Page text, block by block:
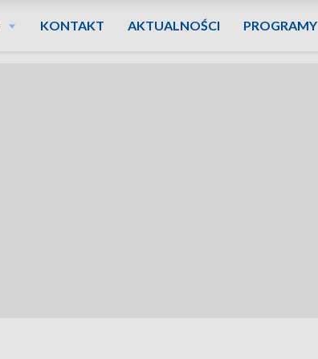
KONTAKT AKTUALNOŚCI PROGRAMY